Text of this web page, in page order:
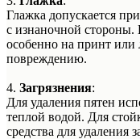
Глажка допускается
с изнаночной стороны.
особенно на принт или
повреждению.
4. Загрязнения:
Для удаления пятен
теплой водой. Для
средства для удаления